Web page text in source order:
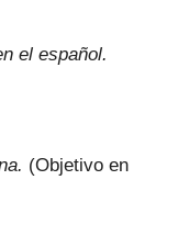
el español.
(Objetivo en